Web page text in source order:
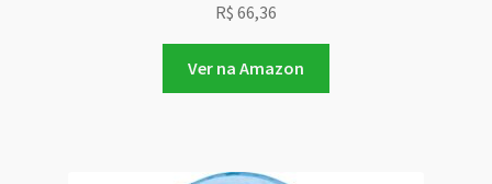
R$ 66,36
Ver na Amazon